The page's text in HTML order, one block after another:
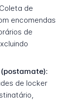
Coleta de
encomendas
de
de locker